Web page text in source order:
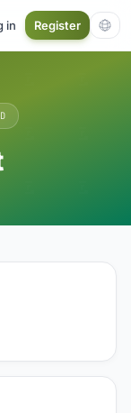
in Register